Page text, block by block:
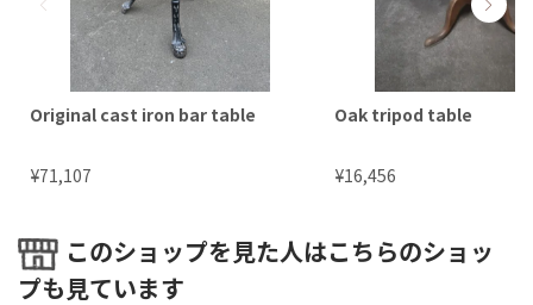
「入荷中」の場合
輸送状況が海上コンテナ便（２～３ヶ月毎）への積載待
ち（海外倉庫在庫）の場合、最長で８週間ほどお時間を
いただきます。
よりますが、２～５週間ほどお待ちいただきます。
「買付中」の場合
～４ヶ月ほどお待ちいただきます。（イギリスから輸入
の場合）
Original cast iron bar table
¥71,107
Oak tripod table
¥16,456
このショップを見た人はこちらのショッ
プも見ています